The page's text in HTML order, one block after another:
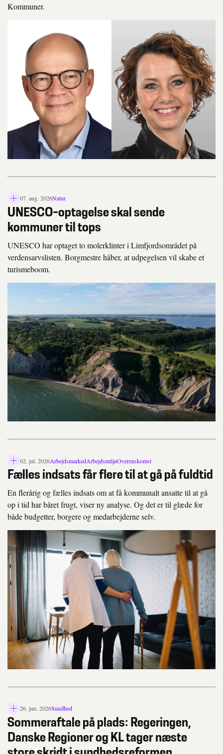
Kommuner.
L
i
o
n
07. aug. 2026Natur
UNESCO-optagelse skal sende
kommuner til tops
UNESCO har optaget to molerklinter i Limfjordsområdet på
verdensarvslisten. Borgmestre håber, at udpegelsen vil skabe et
turismeboom.
L
å
i
o
n
02. jul. 2026ArbejdsmarkedArbejdsmiljøOverenskomst
Fælles indsats får flere til at gå på fuldtid
En flerårig og fælles indsats om at få kommunalt ansatte til at gå
op i tid har båret frugt, viser ny analyse. Og det er til glæde for
både budgetter, borgere og medarbejderne selv.
L
å
i
k
26. jun. 2026Sundhed
Sommeraftale på plads: Regeringen,
Danske Regioner og KL tager næste